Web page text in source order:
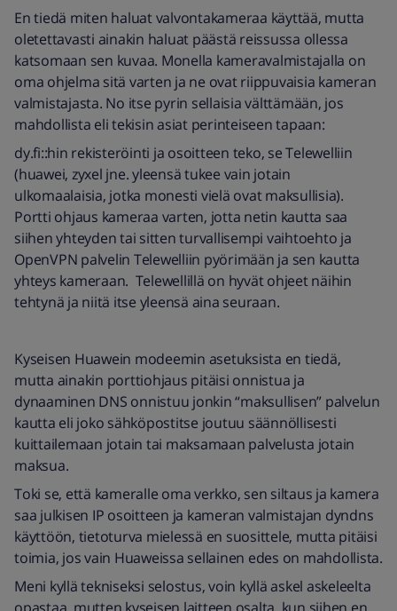
En tiedä miten haluat valvontakameraa käyttää, mutta
oletettavasti ainakin haluat päästä reissussa ollessa
katsomaan sen kuvaa. Monella kameravalmistajalla on
oma ohjelma sitä varten ja ne ovat riippuvaisia kameran
valmistajasta. No itse pyrin sellaisia välttämään, jos
mahdollista eli tekisin asiat perinteiseen tapaan:
dy.fi::hin rekisteröinti ja osoitteen teko, se Telewelliin
(huawei, zyxel jne. yleensä tukee vain jotain
ulkomaalaisia, jotka monesti vielä ovat maksullisia).
Portti ohjaus kameraa varten, jotta netin kautta saa
siihen yhteyden tai sitten turvallisempi vaihtoehto ja
OpenVPN palvelin Telewelliin pyörimään ja sen kautta
yhteys kameraan. Telewellillä on hyvät ohjeet näihin
tehtynä ja niitä itse yleensä aina seuraan.
Kyseisen Huawein modeemin asetuksista en tiedä,
mutta ainakin porttiohjaus pitäisi onnistua ja
dynaaminen DNS onnistuu jonkin “maksullisen” palvelun
kautta eli joko sähköpostitse joutuu säännöllisesti
kuittailemaan jotain tai maksamaan palvelusta jotain
maksua.
Toki se, että kameralle oma verkko, sen siltaus ja kamera
saa julkisen IP osoitteen ja kameran valmistajan dyndns
käyttöön, tietoturva mielessä en suosittele, mutta pitäisi
toimia, jos vain Huaweissa sellainen edes on mahdollista.
Meni kyllä tekniseksi selostus, voin kyllä askel askeleelta